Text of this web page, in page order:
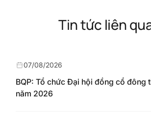
Tin tức liên
BQP: Tổ chức Đại hội đồng cổ đông
năm 2026
07/08/2026